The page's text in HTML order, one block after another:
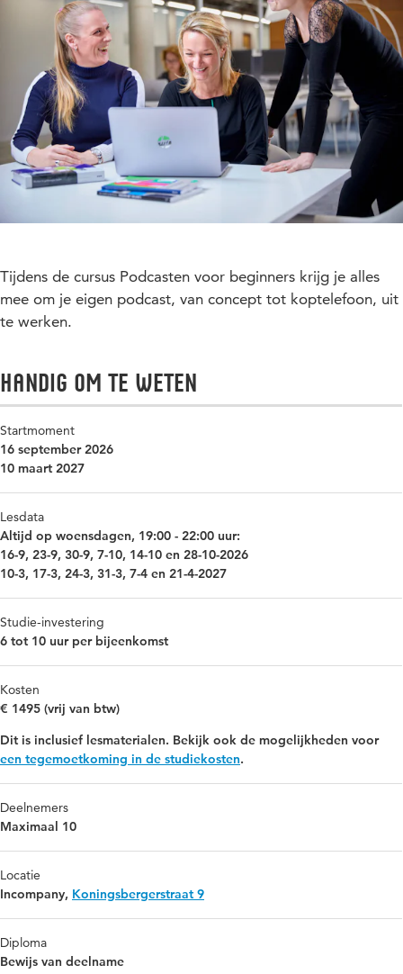
Tijdens de cursus Podcasten voor beginners krijg je alles
mee om je eigen podcast, van concept tot koptelefoon, uit
te werken.
Handig om te weten
Startmoment
16 september 2026
10 maart 2027
Lesdata
Altijd op woensdagen, 19:00 - 22:00 uur:
16-9, 23-9, 30-9, 7-10, 14-10 en 28-10-2026
10-3, 17-3, 24-3, 31-3, 7-4 en 21-4-2027
Studie-investering
6 tot 10 uur per bijeenkomst
Kosten
€ 1495 (vrij van btw)
Dit is inclusief lesmaterialen. Bekijk ook de mogelijkheden voor
een tegemoetkoming in de studiekosten.
Deelnemers
Maximaal 10
Locatie
Incompany, Koningsbergerstraat 9
Diploma
Bewijs van deelname